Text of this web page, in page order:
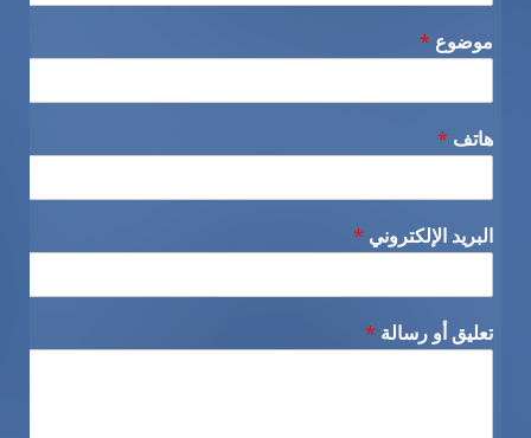
موضوع *
هاتف *
البريد الإلكتروني *
تعليق أو رسالة *